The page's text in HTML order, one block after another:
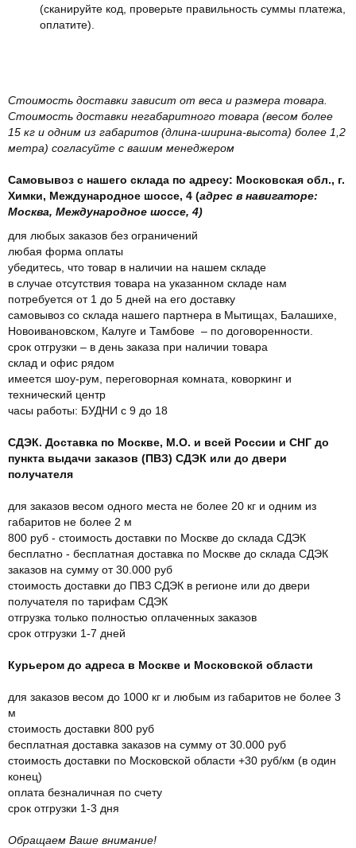
(сканируйте код, проверьте правильность суммы платежа,
оплатите).
Стоимость доставки зависит от веса и размера товара.
Стоимость доставки негабаритного товара (весом более
15 кг и одним из габаритов (длина-ширина-высота) более 1,2
метра) согласуйте с вашим менеджером
Самовывоз с нашего склада по адресу: Московская обл., г.
Химки, Международное шоссе, 4 (адрес в навигаторе:
Москва, Международное шоссе, 4)
для любых заказов без ограничений
любая форма оплаты
убедитесь, что товар в наличии на нашем складе
в случае отсутствия товара на указанном складе нам
потребуется от 1 до 5 дней на его доставку
самовывоз со склада нашего партнера в Мытищах, Балашихе,
Новоивановском, Калуге и Тамбове – по договоренности.
срок отгрузки – в день заказа при наличии товара
склад и офис рядом
имеется шоу-рум, переговорная комната, коворкинг и
технический центр
часы работы: БУДНИ с 9 до 18
СДЭК. Доставка по Москве, М.О. и всей России и СНГ до
пункта выдачи заказов (ПВЗ) СДЭК или до двери
получателя
для заказов весом одного места не более 20 кг и одним из
габаритов не более 2 м
800 руб - стоимость доставки по Москве до склада СДЭК
бесплатно - бесплатная доставка по Москве до склада СДЭК
заказов на сумму от 30.000 руб
стоимость доставки до ПВЗ СДЭК в регионе или до двери
получателя по тарифам СДЭК
отгрузка только полностью оплаченных заказов
срок отгрузки 1-7 дней
Курьером до адреса в Москве и Московской области
для заказов весом до 1000 кг и любым из габаритов не более 3
м
стоимость доставки 800 руб
бесплатная доставка заказов на сумму от 30.000 руб
стоимость доставки по Московской области +30 руб/км (в один
конец)
оплата безналичная по счету
срок отгрузки 1-3 дня
Обращаем Ваше внимание!